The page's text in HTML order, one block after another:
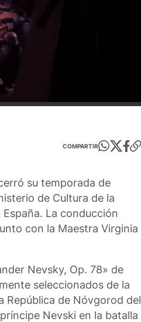
COMPARTIR
su temporada de
de Cultura de la
La conducción
con la Maestra Virginia
Nevsky, Op. 78» de
seleccionados de la
República de Nóvgorod del
Nevski en la batalla